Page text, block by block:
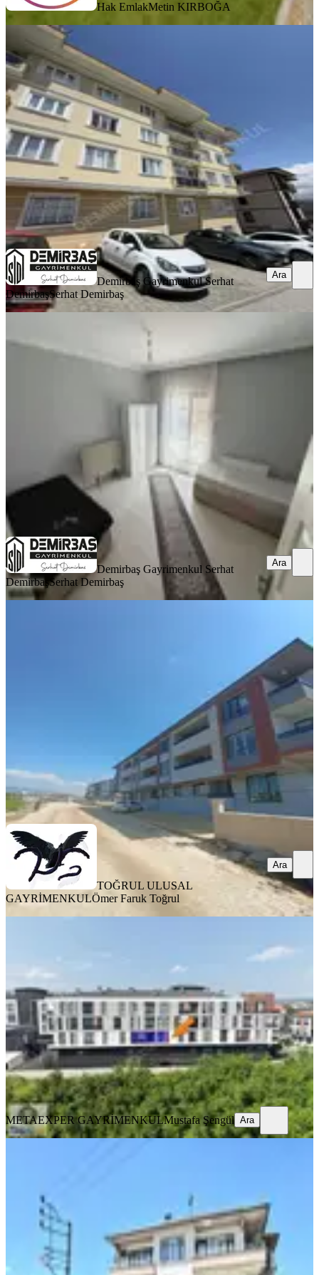
Hak EmlakMetin KIRBOĞA
1+1 Daire
Düzce, Merkez
1+1·55 m²·Yüksek giriş·
12.000 ₺
Demirbaş Gayrimenkul Serhat DemirbaşSerhat Demirbaş
Ara
Demirbaş Gayrimenkul Serhat
DemirbaşSerhat Demirbaş
Ara
Üniversite Bölgesinde Kiralık Eşyalı
Düzce, Merkez
95 m²·2. Kat 27.05.2026
Demirbaş Gayrimenkul Serhat Demirbaş Serhat Demirbaş
Demirbaş Gayrimenkul Serhat
DemirbaşSerhat Demirbaş
Ara
19.05.2026
TOĞRUL ULUSAL GAYRİMENKULÖmer Faruk Toğrul
Ara
TOĞRUL ULUSAL
GAYRİMENKULÖmer Faruk Toğrul
Ara
2+1·75 m²·1. Kat·24.05.2026
20.500 ₺
METAEXPER GAYRİMENKULMustafa Şengül
Ara
METAEXPER GAYRİMENKULMustafa Şengül Ara
150 m²·2. Kat·02.06.2026
12.500 ₺